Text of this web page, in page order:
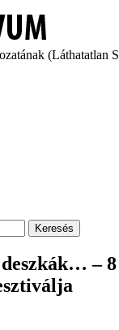
(Láthatatlan
deszkák… –